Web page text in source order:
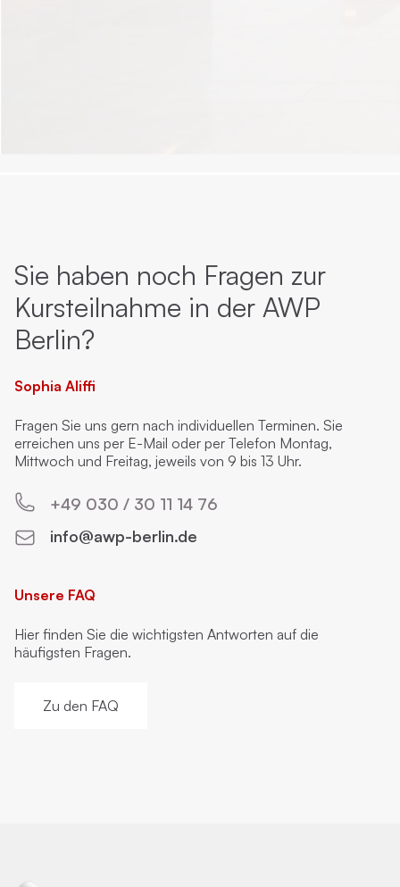
Sie haben noch Fragen zur
Kursteilnahme in der AWP
Berlin?
Sophia Aliffi
Fragen Sie uns gern nach individuellen Terminen. Sie
erreichen uns per E-Mail oder per Telefon Montag,
Mittwoch und Freitag, jeweils von 9 bis 13 Uhr.
+49 030 / 30 11 14 76
info@awp-berlin.de
Unsere FAQ
Hier finden Sie die wichtigsten Antworten auf die
häufigsten Fragen.
Zu den FAQ